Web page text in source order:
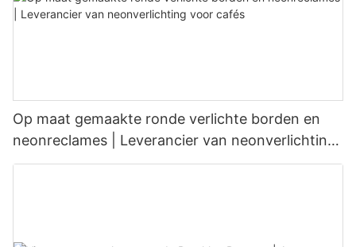
Op maat gemaakte ronde verlichte borden en
neonreclames | Leverancier van neonverlichting
voor cafés